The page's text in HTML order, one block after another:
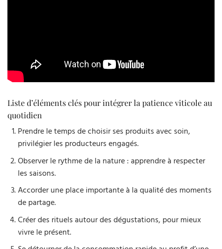
Liste d’éléments clés pour intégrer la patience viticole au
quotidien
Prendre le temps de choisir ses produits avec soin,
privilégier les producteurs engagés.
Observer le rythme de la nature : apprendre à respecter
les saisons.
Accorder une place importante à la qualité des moments
de partage.
Créer des rituels autour des dégustations, pour mieux
vivre le présent.